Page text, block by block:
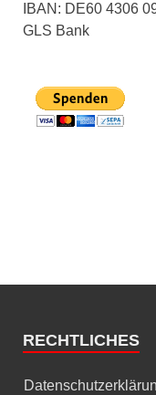
IBAN: DE60 4306
GLS Bank
RECHTLICHES